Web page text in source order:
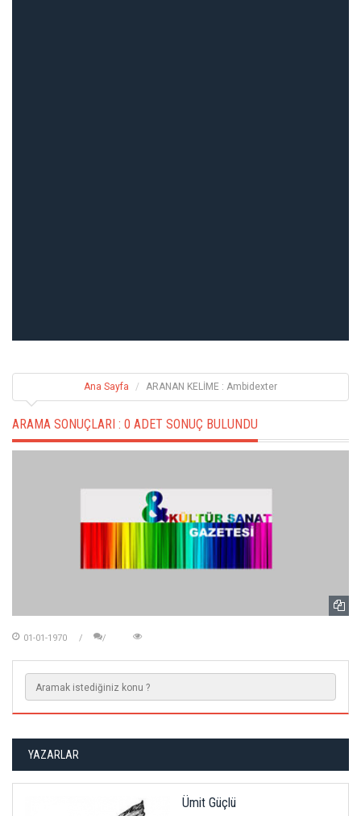
Ana Sayfa ARANAN KELİME : Ambidexter
ARAMA SONUÇLARI : 0 ADET SONUÇ BULUNDU
01-01-1970
YAZARLAR
Ümit Güçlü